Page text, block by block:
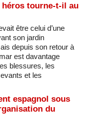
héros tourne-t-il au
être celui d’une
son jardin
depuis son retour à
est davantage
blessures, les
et les
espagnol sous
du